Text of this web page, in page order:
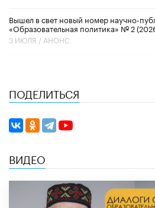
Вышел в свет новый номер научно-
«Образовательная политика» № 2
3 ИЮЛЯ / АНОНС
ПОДЕЛИТЬСЯ
ВИДЕО